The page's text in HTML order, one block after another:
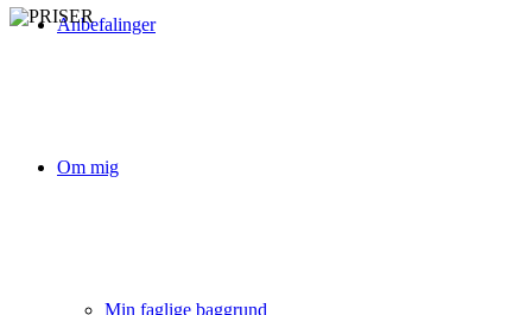
Anbefalinger
Om mig
Min faglige baggrund